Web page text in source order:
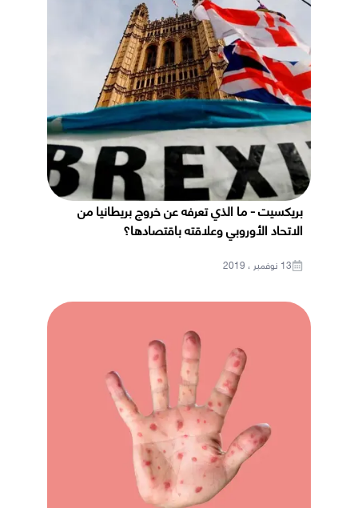
بريكسيت - ما الذي تعرفه عن خروج بريطانيا من
الاتحاد الأوروبي وعلاقته باقتصادها؟
13 نوفمبر ، 2019